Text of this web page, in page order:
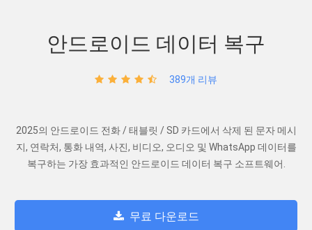
안드로이드 데이터 복구
389개 리뷰
2025의 안드로이드 전화 / 태블릿 / SD 카드에서 삭제 된 문자 메시
지, 연락처, 통화 내역, 사진, 비디오, 오디오 및 WhatsApp 데이터를
복구하는 가장 효과적인 안드로이드 데이터 복구 소프트웨어.
무료 다운로드